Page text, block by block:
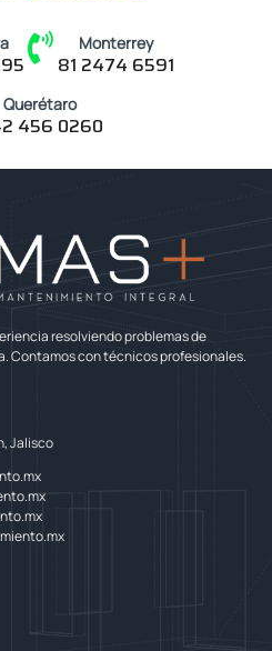
Monterrey
81 2474 6591
Querétaro
456 0260
resolviendo problemas de
Contamos con técnicos profesionales.
Jalisco